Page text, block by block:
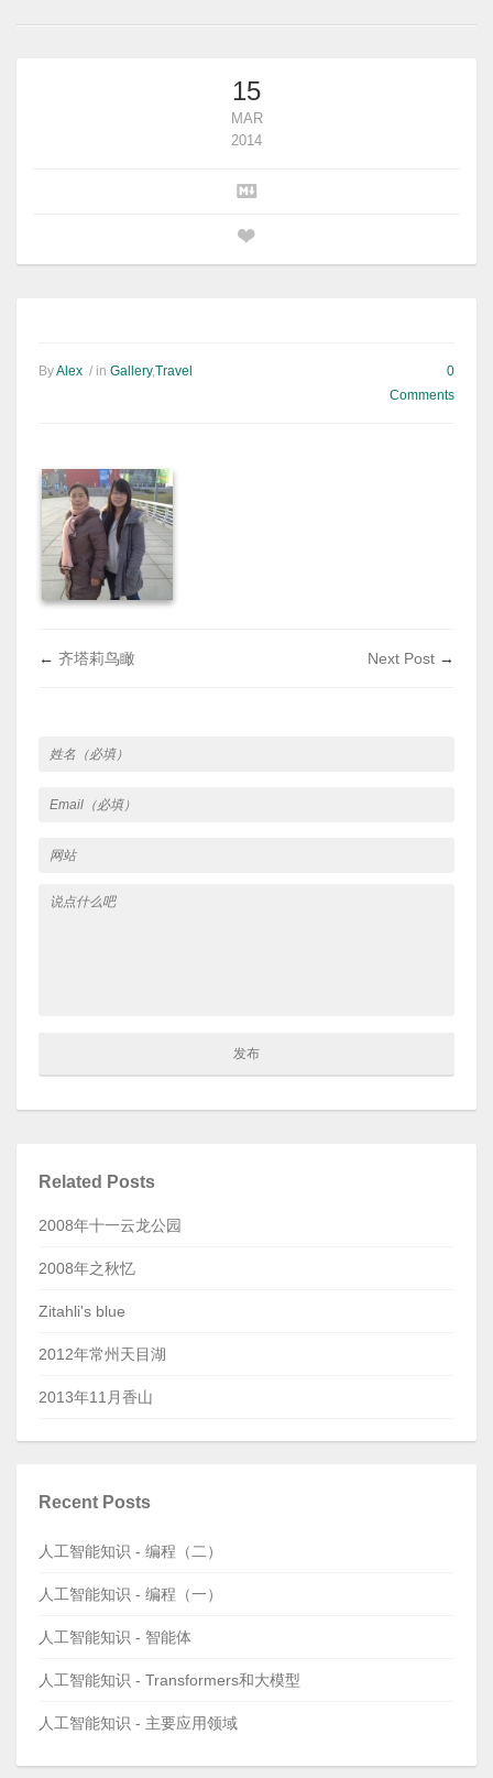
15
MAR
2014
ByAlex / in Gallery,Travel
0
Comments
← 齐塔莉鸟瞰 Next Post →
Related Posts
2008年十一云龙公园
2008年之秋忆
Zitahli's blue
2012年常州天目湖
2013年11月香山
Recent Posts
人工智能知识 - 编程（二）
人工智能知识 - 编程（一）
人工智能知识 - 智能体
人工智能知识 - Transformers和大模型
人工智能知识 - 主要应用领域